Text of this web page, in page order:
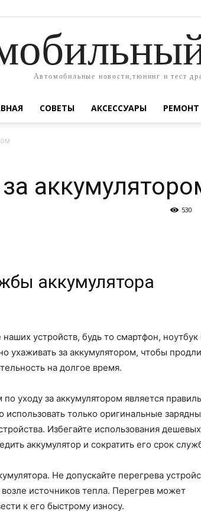
Автомобильные новости,тюнинг и тест
СОВЕТЫ АКСЕССУАРЫ РЕМОНТ
530
аккумулятора
устройств, будь то смартфон, ноутбук
ухаживать за аккумулятором, чтобы
на долгое время.
уходу за аккумулятором является
использовать только оригинальные
Избегайте использования дешевых
аккумулятор и сократить его срок
Не допускайте перегрева
источников тепла. Перегрев может
к его быстрому износу.